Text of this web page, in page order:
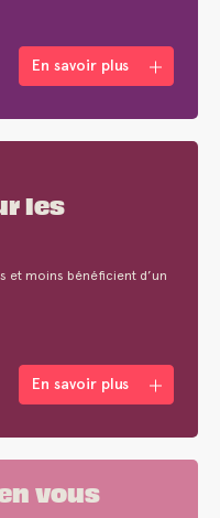
En savoir plus
les
et moins bénéficient d’un
En savoir plus
vous